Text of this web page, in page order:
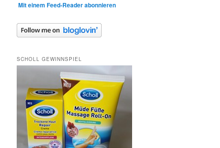
Mit einem Feed-Reader abonnieren
SCHOLL GEWINNSPIEL